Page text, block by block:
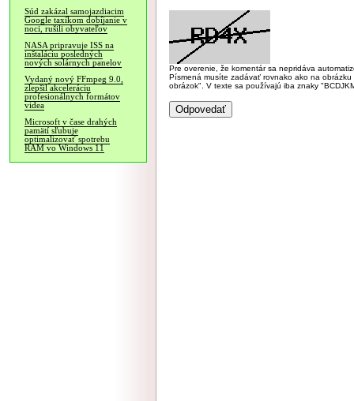
Súd zakázal samojazdiacim
Google taxíkom dobíjanie v
noci, rušili obyvateľov
NASA pripravuje ISS na
inštaláciu posledných
nových solárnych panelov
Vydaný nový FFmpeg 9.0,
zlepšil akceleráciu
profesionálnych formátov
videa
Microsoft v čase drahých
pamätí sľubuje
optimalizovať spotrebu
RAM vo Windows 11
Pre overenie, že komentár sa nepridáva
Písmená musíte zadávať rovnako ako na
obrázok". V texte sa používajú iba znaky